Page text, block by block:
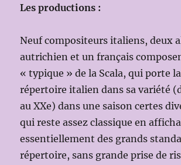
Les productions :
Neuf compositeurs italiens, deux
autrichien et un français
« typique » de la Scala, qui porte
répertoire italien dans sa variété
au XXe) dans une saison certes
qui reste assez classique en
essentiellement des grands
répertoire, sans grande prise de